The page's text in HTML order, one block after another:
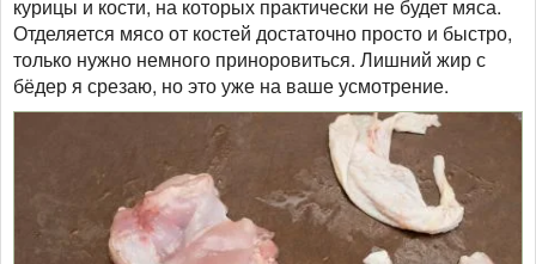
курицы и кости, на которых практически не будет мяса.
Отделяется мясо от костей достаточно просто и быстро,
только нужно немного приноровиться. Лишний жир с
бёдер я срезаю, но это уже на ваше усмотрение.